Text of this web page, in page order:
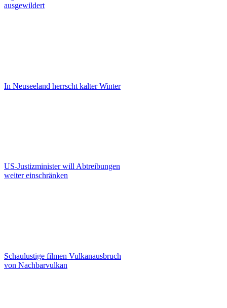
ausgewildert
In Neuseeland herrscht kalter Winter
US-Justizminister will Abtreibungen
weiter einschränken
Schaulustige filmen Vulkanausbruch
von Nachbarvulkan